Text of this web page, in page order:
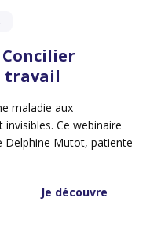
travail
maladie aux
Ce webinaire
Delphine Mutot, patiente
Je découvre